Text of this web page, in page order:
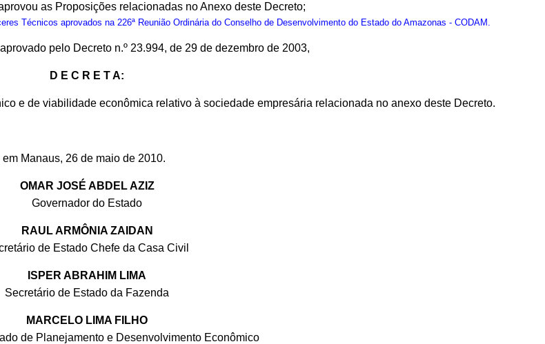
as Proposições relacionadas no Anexo deste Decreto;
Técnicos aprovados na 226ª Reunião Ordinária do Conselho de Desenvolvimento do Estado do Amazonas - CODAM.
pelo Decreto n.º 23.994, de 29 de dezembro de 2003,
D E C R E T A:
e de viabilidade econômica relativo à sociedade empresária relacionada no anexo deste Decreto.
em Manaus, 26 de maio de 2010.
OMAR JOSÉ ABDEL AZIZ
Governador do Estado
RAUL ARMÔNIA ZAIDAN
de Estado Chefe da Casa Civil
ISPER ABRAHIM LIMA
Secretário de Estado da Fazenda
MARCELO LIMA FILHO
de Planejamento e Desenvolvimento Econômico